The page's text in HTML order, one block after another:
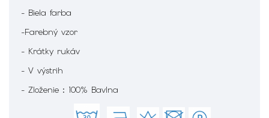
- Biela farba
-Farebný vzor
- Krátky rukáv
- V výstrih
- Zloženie : 100% Bavlna